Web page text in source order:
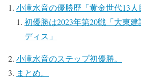
小滝水音の優勝歴「黄金世代13人
初優勝は2023年第20戦「大東
ディス」
小滝水音のステップ初優勝。
まとめ。